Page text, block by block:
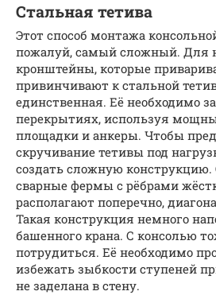
Стальная тетива
Этот способ монтажа
пожалуй, самый сложный. Для
кронштейны, которые
привинчивают к стальной
единственная. Её необходимо
перекрытиях, используя
площадки и анкеры. Чтобы
скручивание тетивы под
создать сложную
сварные фермы с рёбрами
располагают поперечно,
Такая конструкция немного
башенного крана. С консолью
потрудиться. Её необходимо
избежать зыбкости ступеней
не заделана в стену.